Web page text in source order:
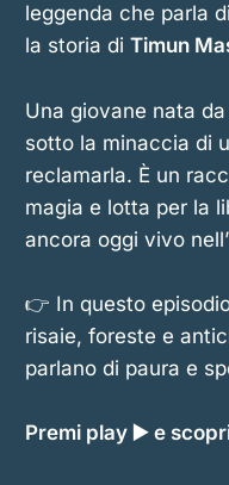
leggenda che parla
la storia di Timun
Una giovane nata
sotto la minaccia di
reclamarla. È un
magia e lotta per la
ancora oggi vivo
👉 In questo
risaie, foreste e
parlano di paura e
Premi play ▶️ e